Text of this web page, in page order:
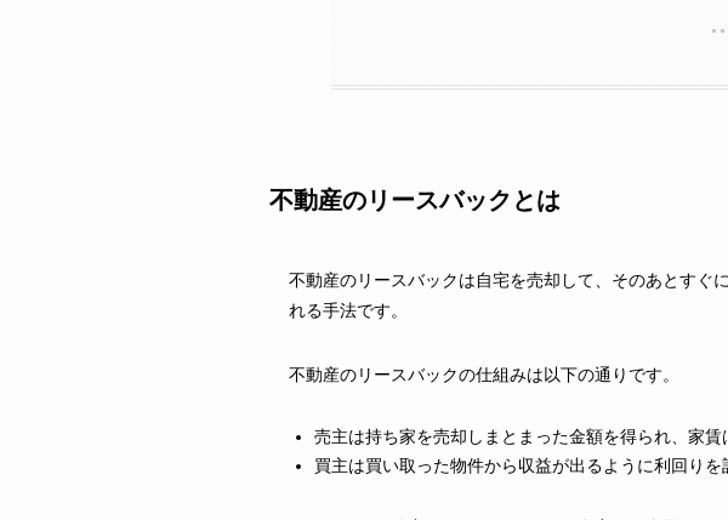
不動産のリースバックとは
不動産のリースバックは自宅を売却して、そのあとすぐ
れる手法です。
不動産のリースバックの仕組みは以下の通りです。
売主は持ち家を売却しまとまった金額を得られ、家
買主は買い取った物件から収益が出るように利回り